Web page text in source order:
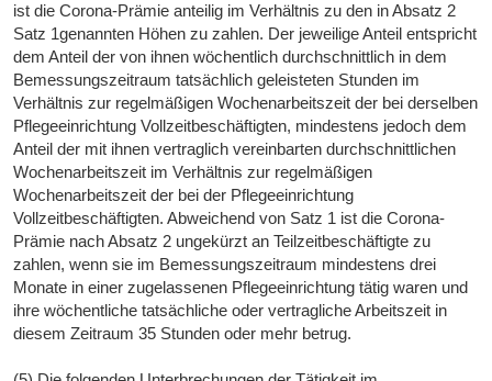
ist die Corona-Prämie anteilig im Verhältnis zu den in Absatz 2
Satz 1genannten Höhen zu zahlen. Der jeweilige Anteil entspricht
dem Anteil der von ihnen wöchentlich durchschnittlich in dem
Bemessungszeitraum tatsächlich geleisteten Stunden im
Verhältnis zur regelmäßigen Wochenarbeitszeit der bei derselben
Pflegeeinrichtung Vollzeitbeschäftigten, mindestens jedoch dem
Anteil der mit ihnen vertraglich vereinbarten durchschnittlichen
Wochenarbeitszeit im Verhältnis zur regelmäßigen
Wochenarbeitszeit der bei der Pflegeeinrichtung
Vollzeitbeschäftigten. Abweichend von Satz 1 ist die Corona-
Prämie nach Absatz 2 ungekürzt an Teilzeitbeschäftigte zu
zahlen, wenn sie im Bemessungszeitraum mindestens drei
Monate in einer zugelassenen Pflegeeinrichtung tätig waren und
ihre wöchentliche tatsächliche oder vertragliche Arbeitszeit in
diesem Zeitraum 35 Stunden oder mehr betrug.